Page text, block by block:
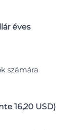
éves
számára
16,20 USD)